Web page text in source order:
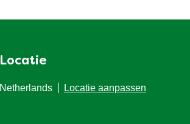
Locatie
Netherlands Locatie aanpassen